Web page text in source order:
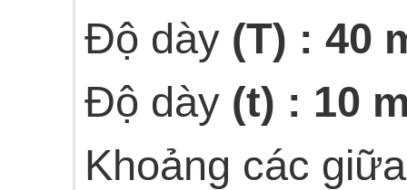
Độ dày (T) : 40
Độ dày (t) : 10
Khoảng các